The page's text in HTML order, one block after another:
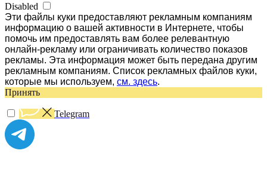
Disabled
Эти файлы куки предоставляют рекламным компаниям
информацию о вашей активности в Интернете, чтобы
помочь им предоставлять вам более релевантную
онлайн-рекламу или ограничивать количество показов
рекламы. Эта информация может быть передана другим
рекламным компаниям. Список рекламных файлов куки,
которые мы используем, см. здесь.
Принять
Telegram